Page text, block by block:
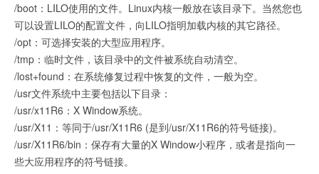
/boot：LILO使用的文件。Linux内核一般放在该目录下。当然您也
可以设置LILO的配置文件，向LILO指明加载内核的其它路径。
/opt：可选择安装的大型应用程序。
/tmp：临时文件，该目录中的文件被系统自动清空。
/lost+found：在系统修复过程中恢复的文件，一般为空。
/usr文件系统中主要包括以下目录：
/usr/x11R6：X Window系统。
/usr/X11：等同于/usr/X11R6 (是到/usr/X11R6的符号链接)。
/usr/X11R6/bin：保存有大量的X Window小程序，或者是指向一
些大应用程序的符号链接。